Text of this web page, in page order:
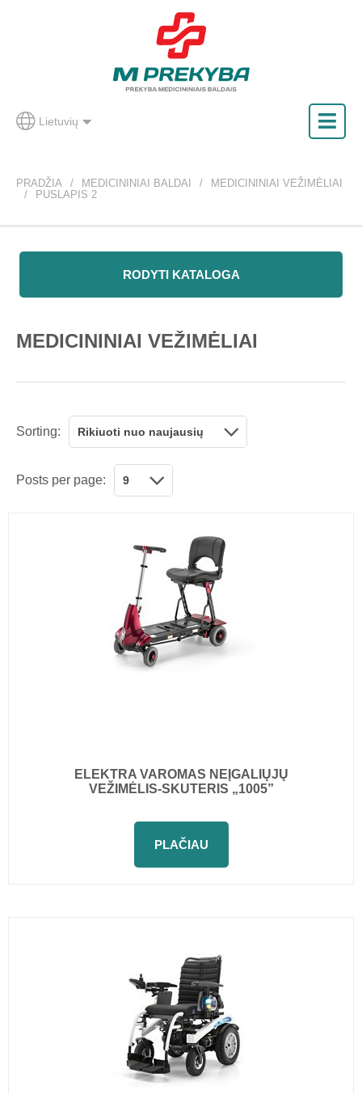
Lietuvių
PRADŽIA MEDICININIAI BALDAI
MEDICININIAI VEŽIMĖLIAI
PUSLAPIS 2
RODYTI KATALOGA
MEDICININIAI VEŽIMĖLIAI
Sorting: Rikiuoti nuo naujausių
Posts per page: 9
ELEKTRA VAROMAS NEĮGALIŲJŲ
VEŽIMĖLIS-SKUTERIS „1005”
PLAČIAU